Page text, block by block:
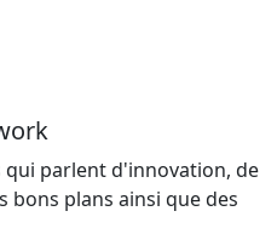
qui parlent d'innovation, de
bons plans ainsi que des